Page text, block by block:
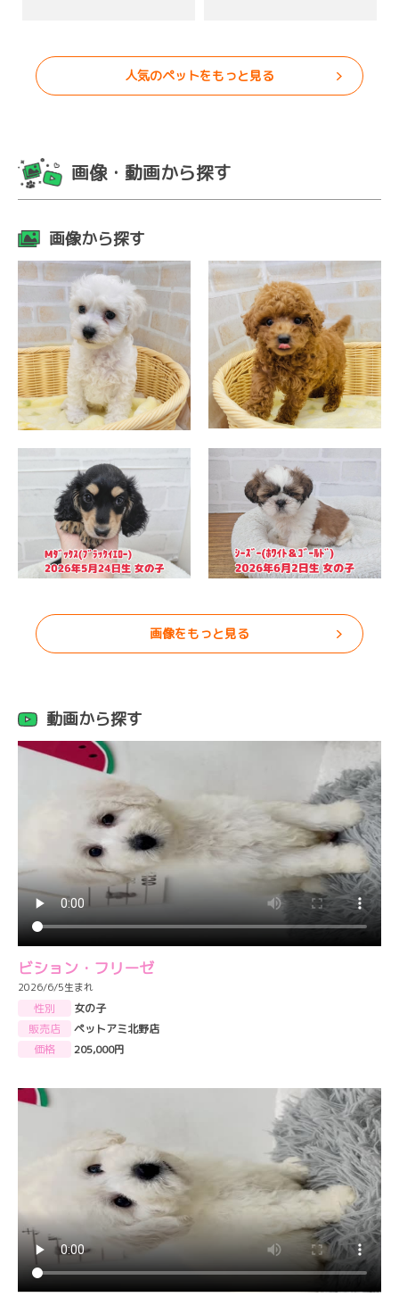
人気のペットをもっと見る
画像・動画から探す
画像から探す
画像をもっと見る
動画から探す
ビション・フリーゼ
2026/6/5生まれ
性別
女の子
販売店
ペットアミ北野店
価格
205,000円